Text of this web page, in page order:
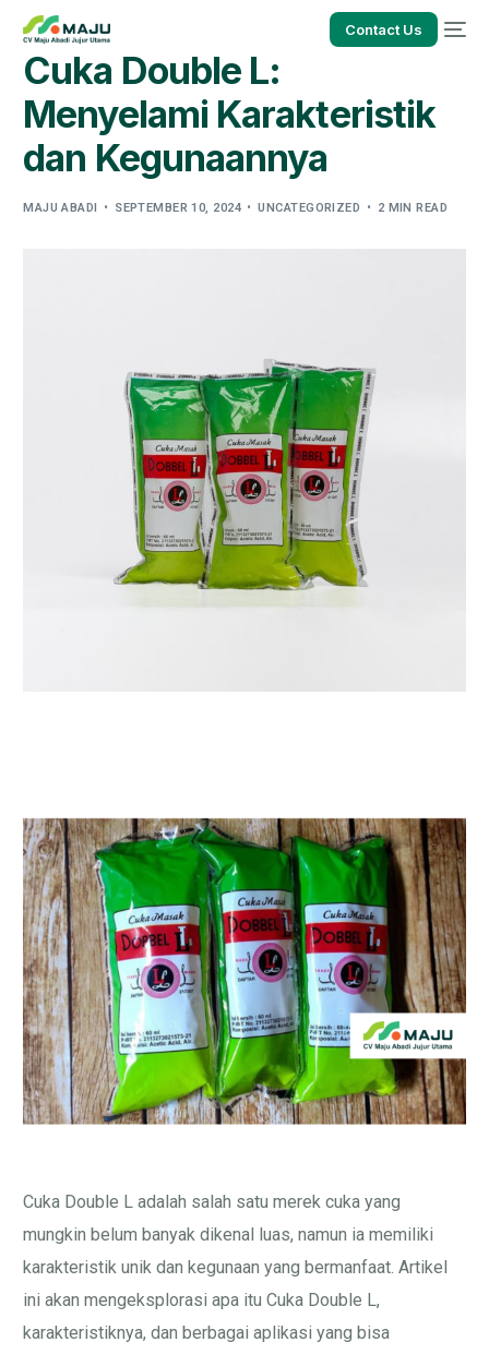
Contact Us
Cuka Double L:
Menyelami Karakteristik
dan Kegunaannya
MAJU ABADI SEPTEMBER 10, 2024 UNCATEGORIZED 2 MIN READ
Cuka Double L adalah salah satu merek cuka yang
mungkin belum banyak dikenal luas, namun ia memiliki
karakteristik unik dan kegunaan yang bermanfaat. Artikel
ini akan mengeksplorasi apa itu Cuka Double L,
karakteristiknya, dan berbagai aplikasi yang bisa